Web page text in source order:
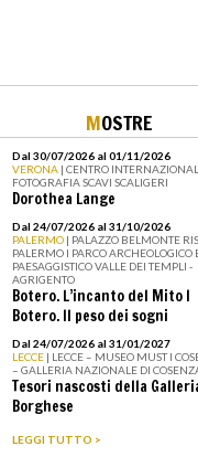
MOSTRE
Dal 30/07/2026 al 01/11/2026
VERONA | CENTRO
FOTOGRAFIA SCAVI SCALIGERI
Dorothea Lange
Dal 24/07/2026 al 31/10/2026
PALERMO | PALAZZO BELMONTE
PALERMO I PARCO ARCHEOLOGICO
PAESAGGISTICO VALLE DEI TEMPLI -
AGRIGENTO
Botero. L’incanto del Mito I
Botero. Il peso dei sogni
Dal 24/07/2026 al 31/01/2027
LECCE | LECCE – MUSEO MUST I
– GALLERIA NAZIONALE DI
Tesori nascosti della
Borghese
LEGGI TUTTO >